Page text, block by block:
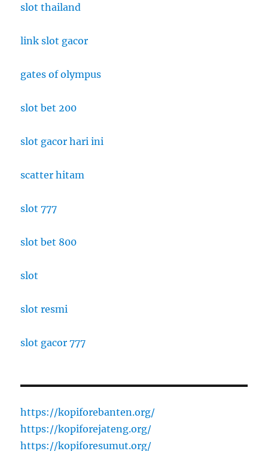
slot thailand
link slot gacor
gates of olympus
slot bet 200
slot gacor hari ini
scatter hitam
slot 777
slot bet 800
slot
slot resmi
slot gacor 777
https://kopiforebanten.org/
https://kopiforejateng.org/
https://kopiforesumut.org/